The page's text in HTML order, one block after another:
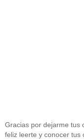
Gracias por dejarme tus
feliz leerte y conocer tus